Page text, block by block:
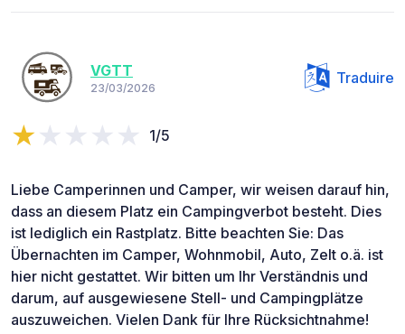
VGTT
23/03/2026
Traduire
1/5
Liebe Camperinnen und Camper, wir weisen darauf hin,
dass an diesem Platz ein Campingverbot besteht. Dies
ist lediglich ein Rastplatz. Bitte beachten Sie: Das
Übernachten im Camper, Wohnmobil, Auto, Zelt o.ä. ist
hier nicht gestattet. Wir bitten um Ihr Verständnis und
darum, auf ausgewiesene Stell- und Campingplätze
auszuweichen. Vielen Dank für Ihre Rücksichtnahme!